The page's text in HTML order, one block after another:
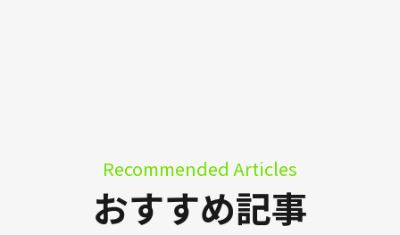
Recommended Articles
おすすめ記事